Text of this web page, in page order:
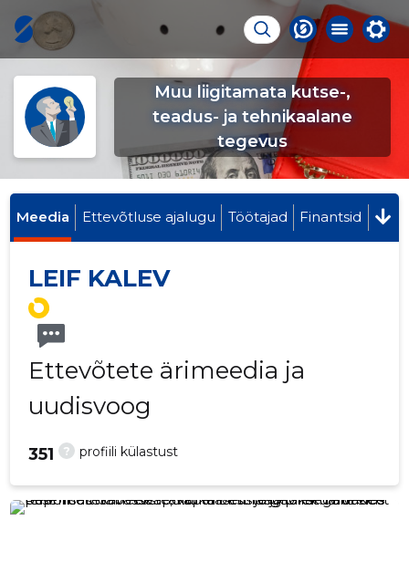
Muu liigitamata kutse-,
teadus- ja tehnikaalane
tegevus
Meedia Ettevõtluse ajalugu Töötajad Finantsid
LEIF KALEV
Ettevõtete ärimeedia ja
uudisvoog
? profiili külastust
351